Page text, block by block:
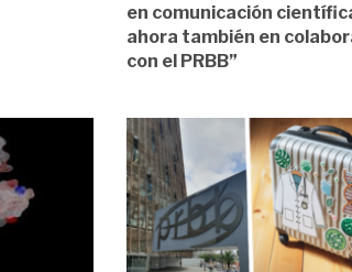
en comunicación
ahora también en
con el PRBB”